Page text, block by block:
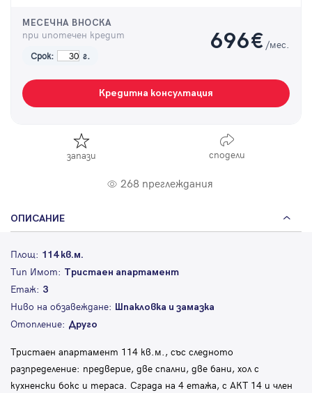
МЕСЕЧНА ВНОСКА
при ипотечен кредит
Срок: г.
696€ /мес.
Кредитна консултация
запази сподели
268 преглеждания
ОПИСАНИЕ
Площ: 114 кв.м.
Тип Имот: Тристаен апартамент
Етаж: 3
Ниво на обзавеждане: Шпакловка и замазка
Отопление: Друго
Тристаен апартамент 114 кв.м., със следното
разпределение: предверие, две спални, две бани, хол с
кухненски бокс и тераса. Сграда на 4 етажа, с АКТ 14 и член